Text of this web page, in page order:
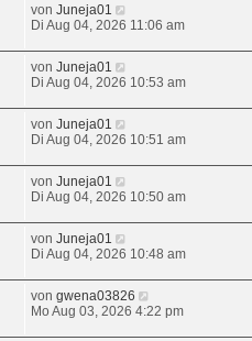
von Juneja01
Di Aug 04, 2026 11:06 am
von Juneja01
Di Aug 04, 2026 10:53 am
von Juneja01
Di Aug 04, 2026 10:51 am
von Juneja01
Di Aug 04, 2026 10:50 am
von Juneja01
Di Aug 04, 2026 10:48 am
von gwena03826
Mo Aug 03, 2026 4:22 pm